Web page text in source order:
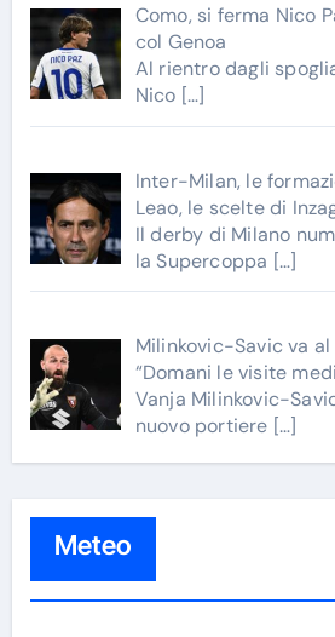
Como, si ferma Nico
col Genoa
Al rientro dagli
Nico […]
Inter-Milan, le
Leao, le scelte di
Il derby di Milano
la Supercoppa […]
Milinkovic-Savic va
“Domani le visite
Vanja Milinkovic-
nuovo portiere […]
Meteo